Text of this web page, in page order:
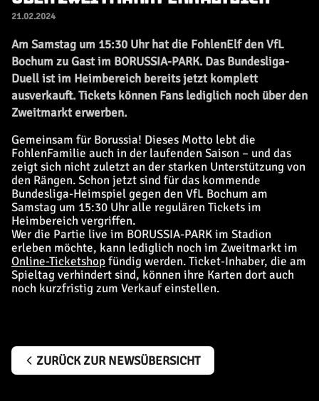
21.02.2024
Am Samstag um 15:30 Uhr hat die FohlenElf den VfL
Bochum zu Gast im BORUSSIA-PARK. Das Bundesliga-
Duell ist im Heimbereich bereits jetzt komplett
ausverkauft. Tickets können Fans lediglich noch über den
Zweitmarkt erwerben.
Gemeinsam für Borussia! Dieses Motto lebt die
FohlenFamilie auch in der laufenden Saison – und das
zeigt sich nicht zuletzt an der starken Unterstützung von
den Rängen. Schon jetzt sind für das kommende
Bundesliga-Heimspiel gegen den VfL Bochum am
Samstag um 15:30 Uhr alle regulären Tickets im
Heimbereich vergriffen.
Wer die Partie live im BORUSSIA-PARK im Stadion
erleben möchte, kann lediglich noch im Zweitmarkt im
Online-Ticketshopfündig werden. Ticket-Inhaber, die am
Spieltag verhindert sind, können ihre Karten dort auch
noch kurzfristig zum Verkauf einstellen.
ZURÜCK ZUR NEWSÜBERSICHT